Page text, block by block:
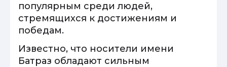
популярным среди людей,
стремящихся к достижениям и
победам.
Известно, что носители имени
Батраз обладают сильным